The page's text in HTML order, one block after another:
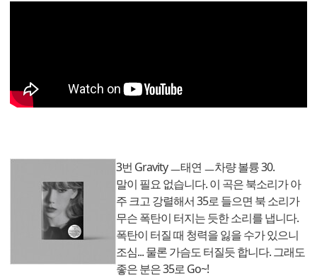
3번 Gravity ㅡ태연 ㅡ차량 볼륭 30.
말이 필요 없습니다. 이 곡은 북소리가 아
주 크고 강렬해서 35로 들으면 북 소리가
무슨 폭탄이 터지는 듯한 소리를 냅니다.
폭탄이 터질 때 청력을 잃을 수가 있으니
조심... 물론 가슴도 터질듯 합니다. 그래도
좋은 분은 35로 Go~!